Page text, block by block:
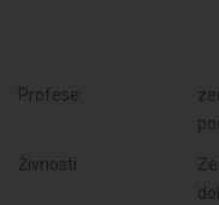
Profese:
Živnosti: